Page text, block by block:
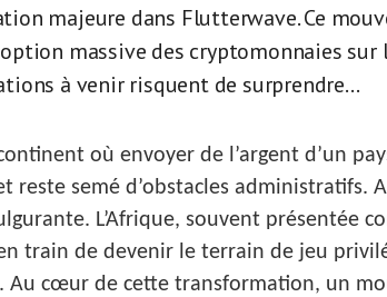
majeure dans Flutterwave. Ce
massive des cryptomonnaies
à venir risquent de surprendre...
où envoyer de l’argent d’un
reste semé d’obstacles administratifs.
L’Afrique, souvent présentée
train de devenir le terrain de jeu
Au cœur de cette transformation, un